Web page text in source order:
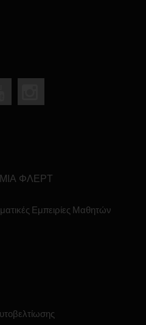
ΦΛΕΡΤ
Εμπειρίες Μαθητών